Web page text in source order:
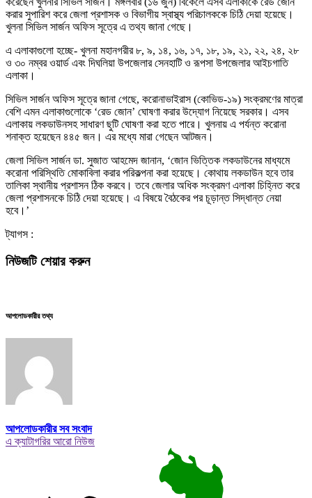
করার সুপারিশ করে জেলা প্রশাসক ও বিভাগীয় স্বাস্থ্য পরিচালককে চিঠি দেয়া হয়েছে।
খুলনা সিভিল সার্জন অফিস সূত্রে এ তথ্য জানা গেছে।
এ এলাকাগুলো হচ্ছে- খুলনা মহানগরীর ৮, ৯, ১৪, ১৬, ১৭, ১৮, ১৯, ২১, ২২, ২৪, ২৮
ও ৩০ নম্বর ওয়ার্ড এবং দিঘলিয়া উপজেলার সেনহাটি ও রূপসা উপজেলার আইচগাতি
এলাকা।
সিভিল সার্জন অফিস সূত্রে জানা গেছে, করোনাভাইরাস (কোভিড-১৯) সংক্রমণের মাত্রা
বেশি এমন এলাকাগুলোকে ‘রেড জোন’ ঘোষণা করার উদ্যোগ নিয়েছে সরকার। এসব
এলাকায় লকডাউনসহ সাধারণ ছুটি ঘোষণা করা হতে পারে। খুলনায় এ পর্যন্ত করোনা
শনাক্ত হয়েছেন ৪৪৫ জন। এর মধ্যে মারা গেছেন আটজন।
জেলা সিভিল সার্জন ডা. সুজাত আহমেদ জানান, ‘জোন ভিত্তিক লকডাউনের মাধ্যমে
করোনা পরিস্থিতি মোকাবিলা করার পরিকল্পনা করা হয়েছে। কোথায় লকডাউন হবে তার
তালিকা স্থানীয় প্রশাসন ঠিক করবে। তবে জেলার অধিক সংক্রমণ এলাকা চিহ্নিত করে
জেলা প্রশাসনকে চিঠি দেয়া হয়েছে। এ বিষয়ে বৈঠকের পর চূড়ান্ত সিদ্ধান্ত নেয়া
হবে।’
ট্যাগস :
নিউজটি শেয়ার করুন
আপলোডকারীর তথ্য
আপলোডকারীর সব সংবাদ
এ ক্যাটাগরির আরো নিউজ